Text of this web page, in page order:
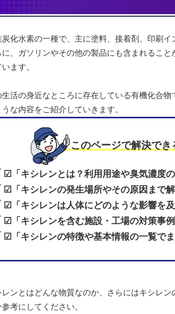
化水素の一種で、主に塗料、接着剤、印刷
、ガソリンやその他の製品にも含まれるこ
ます。
活の身近なところに存在している有機化合
な内容をご紹介していきます。
このページで解決でき
☑︎「キシレンとは？利用用途や臭気濃度の
☑︎「キシレンの発生場所やその原因まで解
☑︎「キシレンは人体にどのような影響を及
☑︎「キシレンを含む施設・工場の対策事例
☑︎「キシレンの特徴や基本情報の一覧でま
レンとはどんな物質なのか、さらにはキシレ
考にしてください。